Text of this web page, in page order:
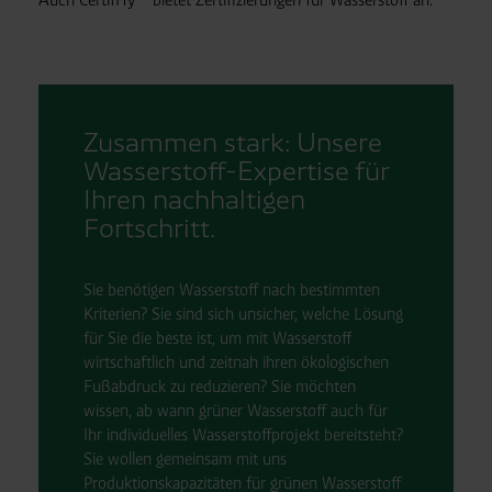
(für optionale Cookies),
Empfänger und Datenübermittlung:Ihre Daten können
an unsere Auftragsverarbeiter (z. B. für Webanalyse,
Hosting, Consent-Management) sowie an Partner in
Drittländern übermittelt werden. Wenn eine Übermittlung
DSGVO sicher (z. B. EU-Standardvertragsklauseln).
Speicherdauer: Cookies werden je nach Zweck
unterschiedlich lange gespeichert. Die maximale
Speicherdauer beträgt 400 Tage, sofern nicht gesetzlich
anders vorgeschrieben oder technisch erforderlich.
Verantwortlicher:Westfalen AG & Co. KG, Industrieweg
43, 48155 Münster E-Mail: datenschutz@westfalen.com
Zusammen stark: Unsere
Wasserstoff-Expertise für
Ihren nachhaltigen
Fortschritt.
Sie benötigen Wasserstoff nach bestimmten
Kriterien? Sie sind sich unsicher, welche Lösung
für Sie die beste ist, um mit Wasserstoff
wirtschaftlich und zeitnah ihren ökologischen
Fußabdruck zu reduzieren? Sie möchten
wissen, ab wann grüner Wasserstoff auch für
Ihr individuelles Wasserstoffprojekt bereitsteht?
Sie wollen gemeinsam mit uns
Produktionskapazitäten für grünen Wasserstoff